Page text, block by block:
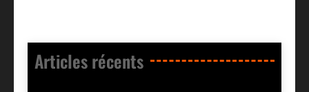
Articles récents​